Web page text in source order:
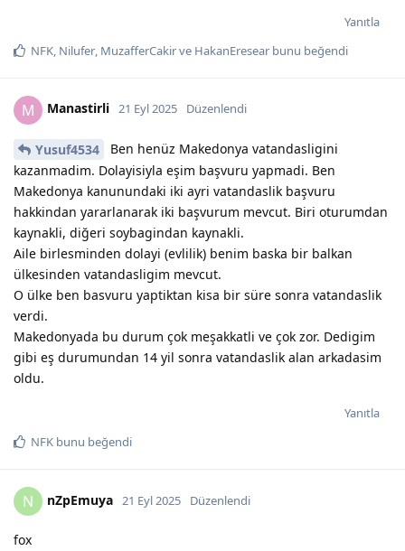
Yanıtla
NFK Nilufer MuzafferCakirve HakanEresear bunu beğendi
M Manastirli 21 Eyl 2025 Düzenlendi
Yusuf4534
Ben henüz Makedonya vatandasligini
kazanmadim. Dolayisiyla eşim başvuru yapmadi. Ben
Makedonya kanunundaki iki ayri vatandaslik başvuru
hakkindan yararlanarak iki başvurum mevcut. Biri oturumdan
kaynakli, diğeri soybagindan kaynakli.
Aile birlesminden dolayi (evlilik) benim baska bir balkan
ülkesinden vatandasligim mevcut.
O ülke ben basvuru yaptiktan kisa bir süre sonra vatandaslik
verdi.
Makedonyada bu durum çok meşakkatli ve çok zor. Dedigim
gibi eş durumundan 14 yil sonra vatandaslik alan arkadasim
oldu.
Yanıtla
NFK bunu beğendi
N nZpEmuya 21 Eyl 2025 Düzenlendi
fox